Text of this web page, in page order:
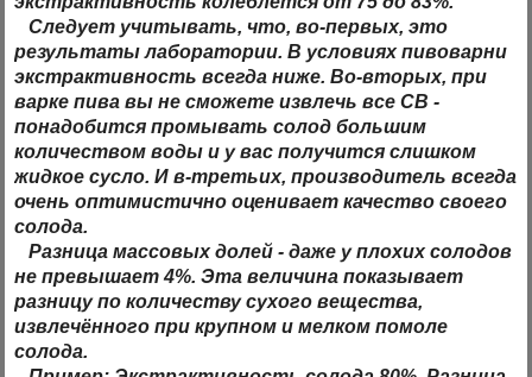
Следует учитывать, что, во-первых, это
результаты лаборатории. В условиях пивоварни
экстрактивность всегда ниже. Во-вторых, при
варке пива вы не сможете извлечь все СВ -
понадобится промывать солод большим
количеством воды и у вас получится слишком
жидкое сусло. И в-третьих, производитель всегда
очень оптимистично оценивает качество своего
солода.
Разница массовых долей - даже у плохих солодов
не превышает 4%. Эта величина показывает
разницу по количеству сухого вещества,
извлечённого при крупном и мелком помоле
солода.